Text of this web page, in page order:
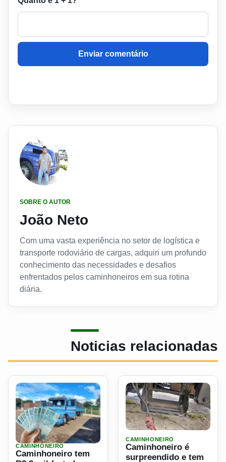
Enviar comentário
SOBRE O AUTOR
João Neto
Com uma vasta experiência no setor de logística e
transporte rodoviário de cargas, adquiri um profundo
conhecimento das necessidades e desafios
enfrentados pelos caminhoneiros em sua rotina
diária.
Noticias relacionadas
Ler materia: Caminhoneiro tem R$ 3 mil furtados durante
CAMINHONEIRO
Caminhoneiro tem
Ler materia: Caminhoneiro
CAMINHONEIRO
Caminhoneiro é
surpreendido e tem